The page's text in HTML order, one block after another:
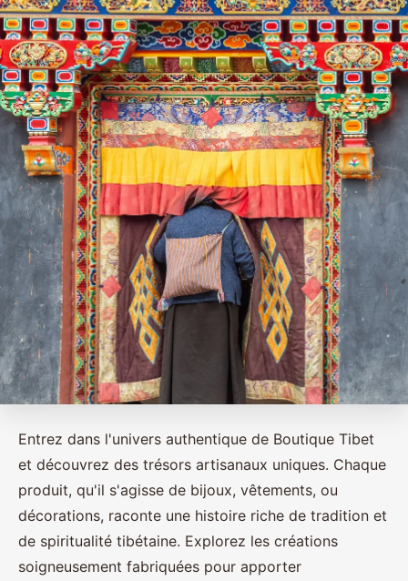
Entrez dans l'univers authentique de Boutique Tibet
et découvrez des trésors artisanaux uniques. Chaque
produit, qu'il s'agisse de bijoux, vêtements, ou
décorations, raconte une histoire riche de tradition et
de spiritualité tibétaine. Explorez les créations
soigneusement fabriquées pour apporter